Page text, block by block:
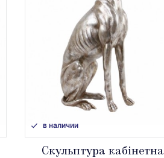
в наличии
Скульптура кабінетна